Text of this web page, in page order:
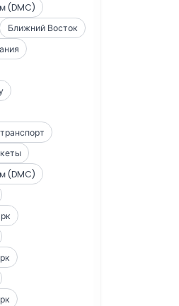
(DMC)
Ближний Восток
(DMC)